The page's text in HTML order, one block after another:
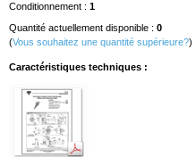
Conditionnement : 1
Quantité actuellement disponible : 0
(Vous souhaitez une quantité supérieure?)
Caractéristiques techniques :